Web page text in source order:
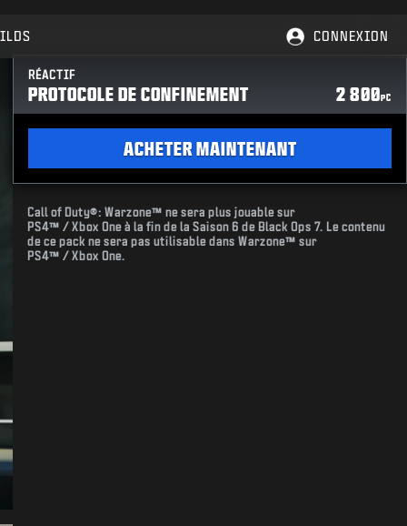
CONNEXION
RÉACTIF
PROTOCOLE DE CONFINEMENT 2 800PC
ACHETER MAINTENANT
Call of Duty®: Warzone™ ne sera plus jouable sur
PS4™ / Xbox One à la fin de la Saison 6 de Black Ops 7. Le contenu
de ce pack ne sera pas utilisable dans Warzone™ sur
PS4™ / Xbox One.